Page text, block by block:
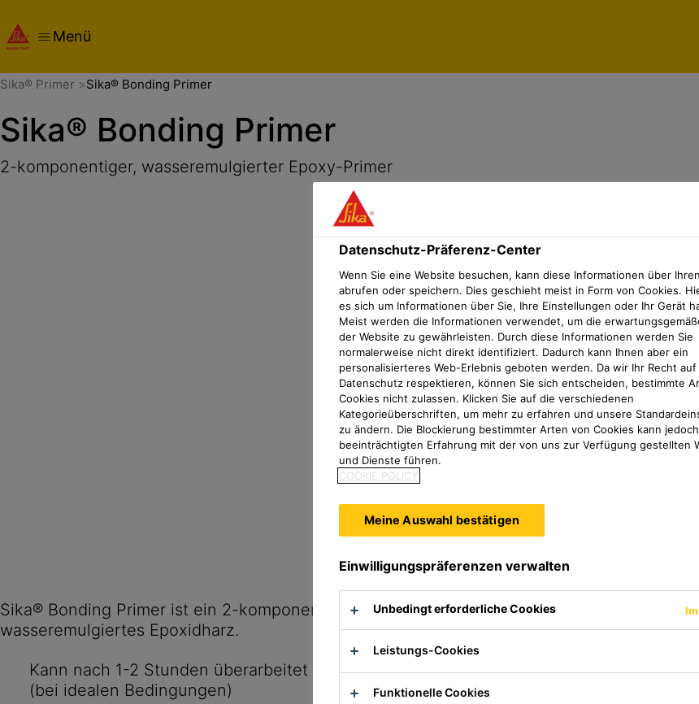
Menü
Sika® Primer Sika® Bonding Primer
Sika® Bonding Primer
2-komponentiger, wasseremulgierter Epoxy-Primer
Sika® Bonding Primer ist ein 2-komponentiges,
wasseremulgiertes Epoxidharz.
Kann nach 1-2 Stunden überarbeitet werden
(bei idealen Bedingungen)
Datenschutz-Präferenz-Center
Wenn Sie eine Website besuchen, kann diese Informationen über
abrufen oder speichern. Dies geschieht meist in Form von Cookies.
es sich um Informationen über Sie, Ihre Einstellungen oder Ihr Gerät
Meist werden die Informationen verwendet, um die
der Website zu gewährleisten. Durch diese Informationen werden Sie
normalerweise nicht direkt identifiziert. Dadurch kann Ihnen aber ein
personalisierteres Web-Erlebnis geboten werden. Da wir Ihr Recht auf
Datenschutz respektieren, können Sie sich entscheiden, bestimmte
Cookies nicht zulassen. Klicken Sie auf die verschiedenen
Kategorieüberschriften, um mehr zu erfahren und unsere
zu ändern. Die Blockierung bestimmter Arten von Cookies kann
beeinträchtigten Erfahrung mit der von uns zur Verfügung gestellten
und Dienste führen.
COOKIE POLICY
Meine Auswahl bestätigen
Einwilligungspräferenzen verwalten
Unbedingt erforderliche Cookies
Leistungs-Cookies
Funktionelle Cookies
ÜbersichtProduktdetailsAnwendungDokumenteDatenschutz-Präferenz-Center